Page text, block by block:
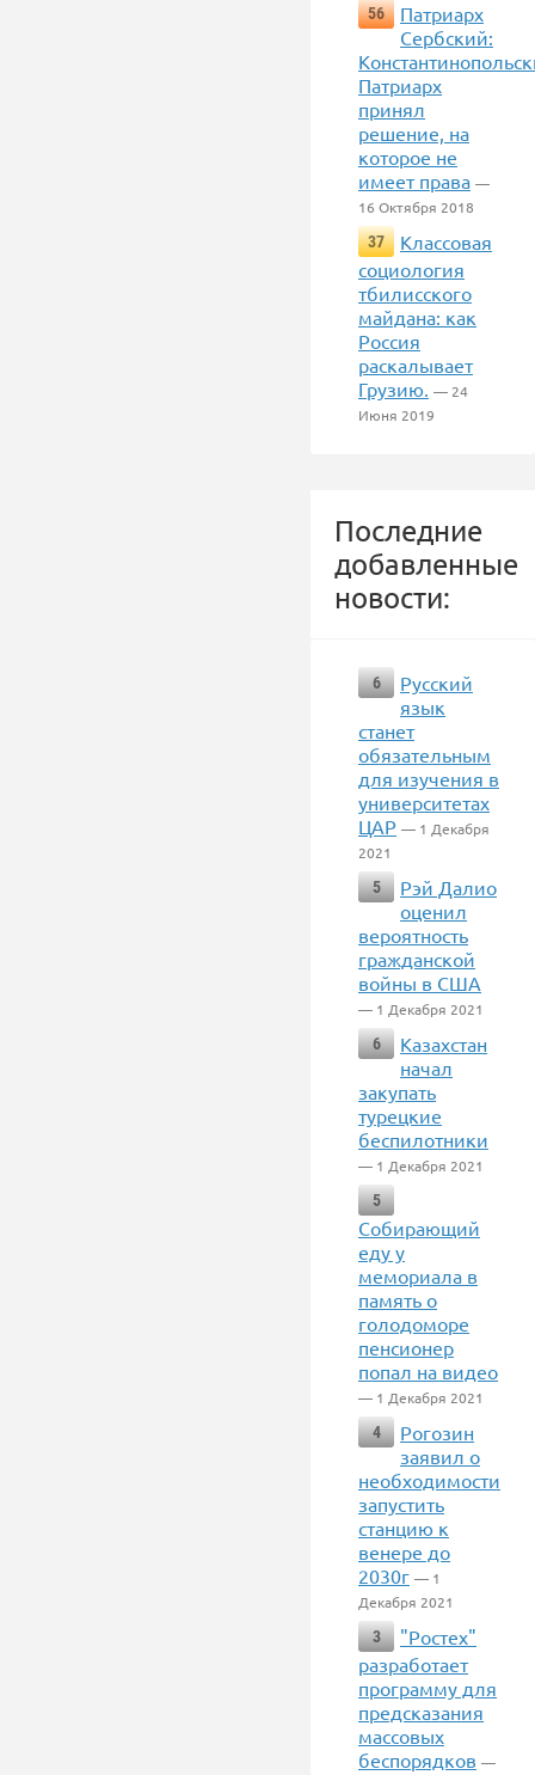
56
Патриарх
Сербский:
Патриарх
принял
решение, на
которое не
имеет права —
16 Октября 2018
37
Классовая
социология
тбилисского
майдана: как
Россия
раскалывает
Грузию. — 24
Июня 2019
Последние
добавленные
новости:
6
Русский
язык
станет
обязательным
для изучения в
университетах
ЦАР — 1 Декабря
2021
5
Рэй Далио
оценил
вероятность
гражданской
войны в США
— 1 Декабря 2021
6
Казахстан
начал
закупать
турецкие
беспилотники
— 1 Декабря 2021
5
Собирающий
еду у
мемориала в
память о
голодоморе
пенсионер
попал на видео
— 1 Декабря 2021
4
Рогозин
заявил о
необходимости
запустить
станцию к
венере до
2030г — 1
Декабря 2021
3
"Ростех"
разработает
программу для
предсказания
массовых
беспорядков —